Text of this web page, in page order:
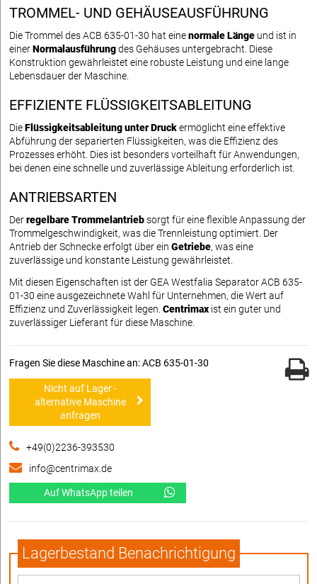
TROMMEL- UND GEHÄUSEAUSFÜHRUNG
Die Trommel des ACB 635-01-30 hat einenormale Länge und ist in
einerNormalausführungdes Gehäuses untergebracht. Diese
Konstruktion gewährleistet eine robuste Leistung und eine lange
Lebensdauer der Maschine.
EFFIZIENTE FLÜSSIGKEITSABLEITUNG
DieFlüssigkeitsableitung unter Druckermöglicht eine effektive
Abführung der separierten Flüssigkeiten, was die Effizienz des
Prozesses erhöht. Dies ist besonders vorteilhaft für Anwendungen,
bei denen eine schnelle und zuverlässige Ableitung erforderlich ist.
ANTRIEBSARTEN
Derregelbare Trommelantriebsorgt für eine flexible Anpassung der
Trommelgeschwindigkeit, was die Trennleistung optimiert. Der
Antrieb der Schnecke erfolgt über ein Getriebe, was eine
zuverlässige und konstante Leistung gewährleistet.
Mit diesen Eigenschaften ist der GEA Westfalia Separator ACB 635-
01-30 eine ausgezeichnete Wahl für Unternehmen, die Wert auf
Effizienz und Zuverlässigkeit legen. Centrimax ist ein guter und
zuverlässiger Lieferant für diese Maschine.
Fragen Sie diese Maschine an: ACB 635-01-30
Nicht auf Lager -
alternative Maschine
anfragen
+49(0)2236-393530
info@centrimax.de
Auf WhatsApp teilen
Lagerbestand Benachrichtigung